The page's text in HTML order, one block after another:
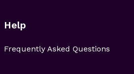
Help
Frequently Asked Questions